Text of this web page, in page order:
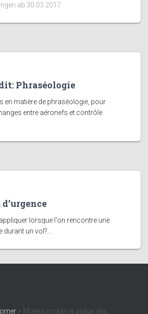
ab 30.03.2017
Phraséologie
en matière de phraséologie, pour
entre aéronefs et contrôle
lorsque l'on rencontre une
un vol?...
> Moteurs rotax et usage des